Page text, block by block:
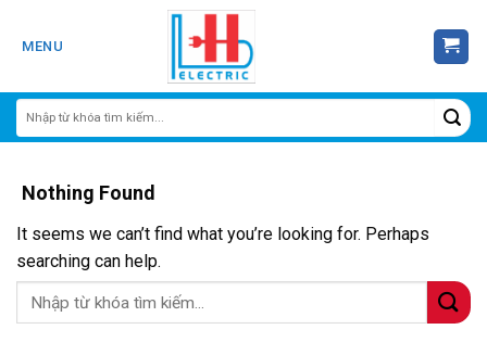
MENU
Nothing Found
It seems we can’t find what you’re looking for. Perhaps
searching can help.